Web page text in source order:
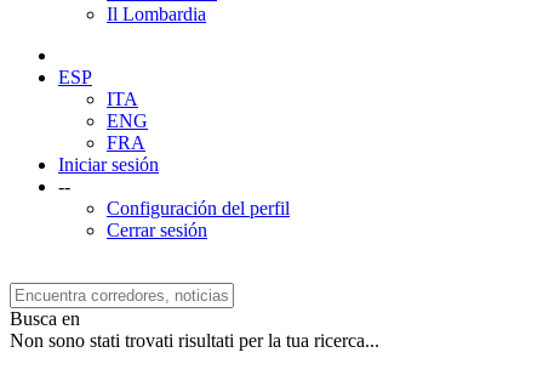
Il Lombardia
ESP
ITA
ENG
FRA
Iniciar sesión
--
Configuración del perfil
Cerrar sesión
Busca en
Non sono stati trovati risultati per la tua ricerca...